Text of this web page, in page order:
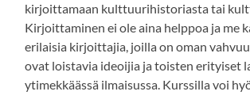
kirjoittamaan kulttuurihistoriasta tai
Kirjoittaminen ei ole aina helppoa ja me
erilaisia kirjoittajia, joilla on oman
ovat loistavia ideoijia ja toisten erityiset
ytimekkäässä ilmaisussa. Kurssilla voi